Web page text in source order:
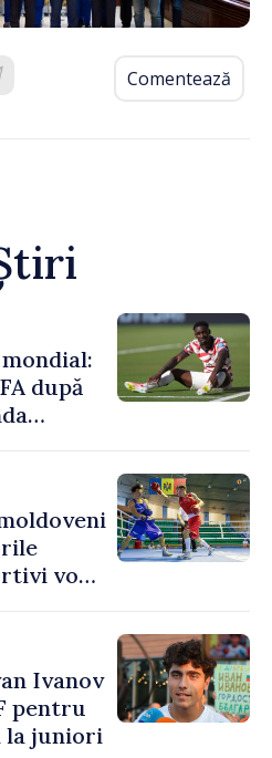
Comentează
după
vor
Ivanov
pentru
la juniori